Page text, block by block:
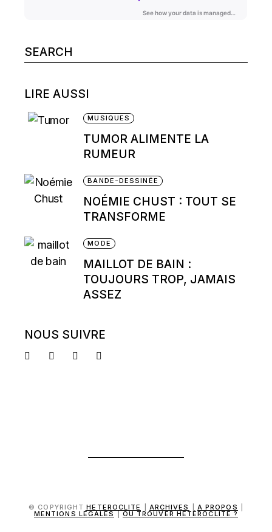
Search
for:
LIRE AUSSI
MUSIQUES
TUMOR ALIMENTE LA
RUMEUR
BANDE-DESSINÉE
NOÉMIE CHUST : TOUT SE
TRANSFORME
MODE
MAILLOT DE BAIN :
TOUJOURS TROP, JAMAIS
ASSEZ
NOUS SUIVRE
© COPYRIGHTHETEROCLITE ARCHIVES A PROPOS
MENTIONS LÉGALES|OÙ TROUVER HÉTÉROCLITE ?